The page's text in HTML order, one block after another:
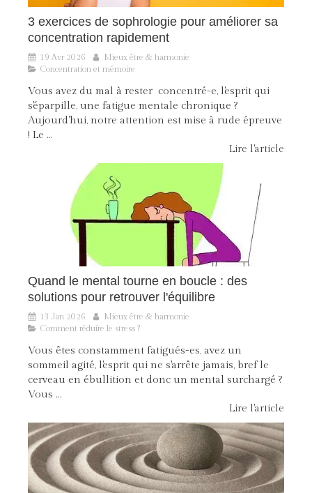
3 exercices de sophrologie pour améliorer sa
concentration rapidement
19 Avr 2026
Mieux être & harmonie
Concentration et mémoire
Vous avez du mal à rester concentré-e, l'esprit qui
s'éparpille, une fatigue mentale chronique ?
Aujourd'hui, notre attention est mise à rude épreuve
! Le ...
Lire l'article
Quand le mental tourne en boucle : des
solutions pour retrouver l'équilibre
13 Jan 2026
Mieux être & harmonie
Comment réduire le stress ?
Vous êtes constamment fatigués-es, avez un
sommeil agité, l'esprit qui ne s'arrête jamais, bref le
cerveau en ébullition et donc un mental surchargé ?
Vous ...
Lire l'article